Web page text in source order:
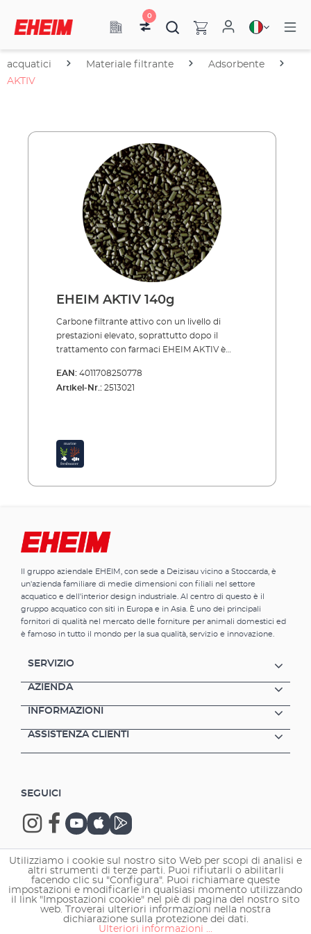
0
acquatici Materiale filtrante
Adsorbente
AKTIV
EHEIM AKTIV 140g
Carbone filtrante attivo con un livello di
prestazioni elevato, soprattutto dopo il
trattamento con farmaci EHEIM AKTIV è
automatico dell'acqua (superficie attiva 1200
m¬?/g). Pertanto, lega molto rapidamente
cristallina. Il suo utilizzo è particolarmente
importante dopo il trattamento
deve essere utilizzato solo per un periodo di
della stratificazione del filtro, EHEIM AKTIV
deve essere utilizzato direttamente dopo il
MECH o MECHpro) e biologico (ad es. EHEIM
SUBSTRATpro) nel sacchetto a rete fornito.
Carbone attivo per adsorbimento
autoattivante Lega rapidamente cloro,
pesticidi e altre sostanze chimiche Usa ad es.
un periodo di tempo limitato (ca. 4
settimane) Adatto per acqua dolce e marina
adsorbenti solo per alcune settimane, poiché
possono staccarsi dopo un po' di tempo ed
essere reintrodotte nell'acqua. Per lo meno
è necessaria solo durante l'allestimento
EAN: 4011708250778
Artikel-Nr.: 2513021
Il gruppo aziendale EHEIM, con sede a Deizisau vicino a Stoccarda, è
un'azienda familiare di medie dimensioni con filiali nel settore
acquatico e dell'interior design industriale. Al centro di questo è il
gruppo acquatico con siti in Europa e in Asia. È uno dei principali
fornitori di qualità nel mercato delle forniture per animali domestici ed
è famoso in tutto il mondo per la sua qualità, servizio e innovazione.
SERVIZIO
AZIENDA
INFORMAZIONI
ASSISTENZA CLIENTI
SEGUICI
Copyright © 2026 EHEIM GmbH & Co. KG.
Utilizziamo i cookie sul nostro sito Web per scopi di analisi e
altri strumenti di terze parti. Puoi rifiutarli o abilitarli
facendo clic su "Configura". Puoi richiamare queste
impostazioni e modificarle in qualsiasi momento utilizzando
il link "Impostazioni cookie" nel piè di pagina del nostro sito
web. Troverai ulteriori informazioni nella nostra
dichiarazione sulla protezione dei dati.
Ulteriori informazioni ...